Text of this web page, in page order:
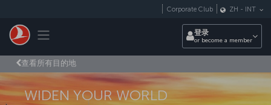
Toggle navigation
Corporate Club ZH - INT
登录
or become a member
查看所有目的地
WIDEN YOUR WORLD